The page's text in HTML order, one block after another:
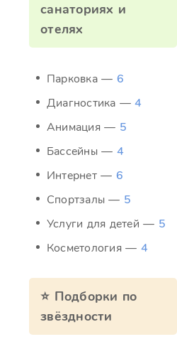
санаториях и
отелях
Парковка — 6
Диагностика —4
Анимация — 5
Бассейны — 4
Интернет — 6
Спортзалы — 5
Услуги для детей — 5
Косметология — 4
⭐ Подборки по
звёздности